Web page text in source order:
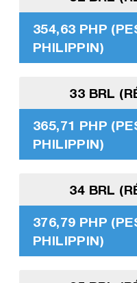
354,63 PHP
PHILIPPIN)
33 BRL
365,71 PHP
PHILIPPIN)
34 BRL
376,79 PHP
PHILIPPIN)